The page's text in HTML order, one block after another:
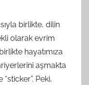
birlikte, dilin
olarak evrim
hayatımıza
aşmakta
Peki,